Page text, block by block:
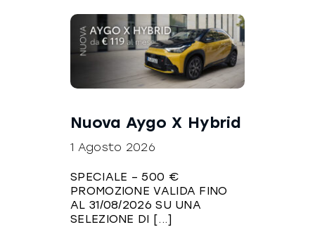
Nuova Aygo X Hybrid
1 Agosto 2026
SPECIALE – 500 €
PROMOZIONE VALIDA FINO
AL 31/08/2026 SU UNA
SELEZIONE DI [...]